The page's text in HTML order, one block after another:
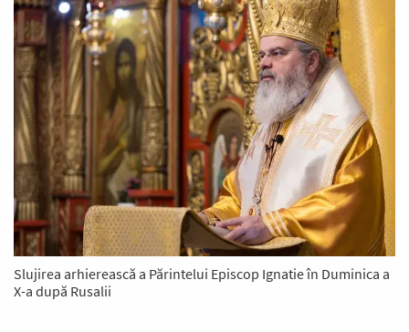
Slujirea arhierească a Părintelui Episcop Ignatie în Duminica a
X-a după Rusalii